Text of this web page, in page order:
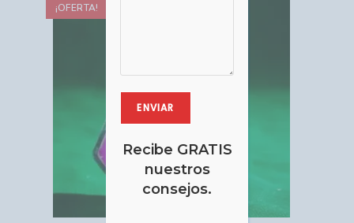
¡OFERTA!
Recibe GRATIS
nuestros
consejos.